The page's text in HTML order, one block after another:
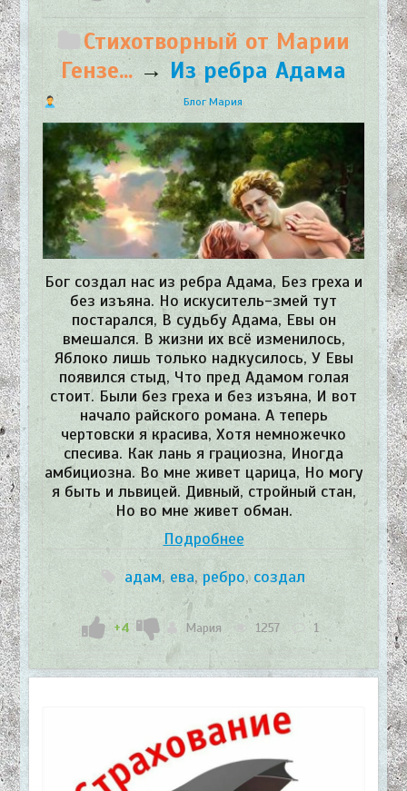
Стихотворный от Марии
Гензе... → Из ребра Адама
Блог Мария
Бог создал нас из ребра Адама, Без греха и
без изъяна. Но искуситель-змей тут
постарался, В судьбу Адама, Евы он
вмешался. В жизни их всё изменилось,
Яблоко лишь только надкусилось, У Евы
появился стыд, Что пред Адамом голая
стоит. Были без греха и без изъяна, И вот
начало райского романа. А теперь
чертовски я красива, Хотя немножечко
спесива. Как лань я грациозна, Иногда
амбициозна. Во мне живет царица, Но могу
я быть и львицей. Дивный, стройный стан,
Но во мне живет обман.
Подробнее
адам, ева,ребро,создал
+4 Мария 1257 1